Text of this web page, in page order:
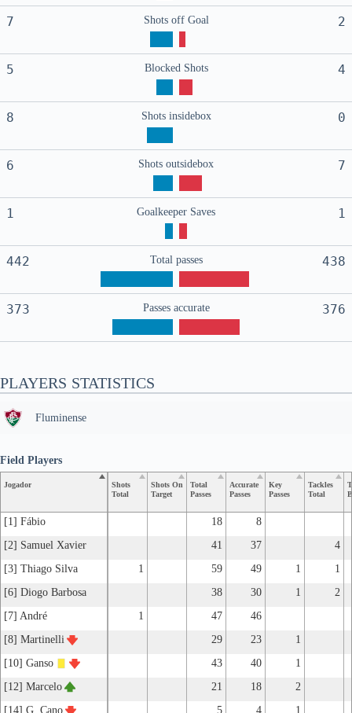
7 Shots off Goal 2
5 Blocked Shots 4
8 Shots insidebox 0
6 Shots outsidebox 7
1 Goalkeeper Saves 1
442 Total passes 438
373 Passes accurate 376
PLAYERS STATISTICS
Fluminense
Jogador
Shots
Total
Shots On
Target
Total
Passes
Accurate
Passes
Key
Passes
Tackles
Total
[1] Fábio 18
8
[2] Samuel Xavier
41 37
4
[3] Thiago Silva
1 59 49 1
1
[6] Diogo Barbosa
38 30 1
2
[7] André
1 47
46
[8] Martinelli
29 23
1
[10] Ganso
43 40
1
[12] Marcelo
21 18
2
[14] G. Cano
5 4 1
Field Players